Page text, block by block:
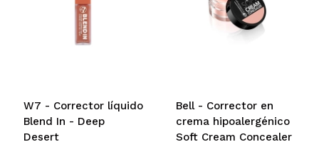
W7 - Corrector líquido
Blend In - Deep
Desert
Bell - Corrector en
crema hipoalergénico
Soft Cream Concealer